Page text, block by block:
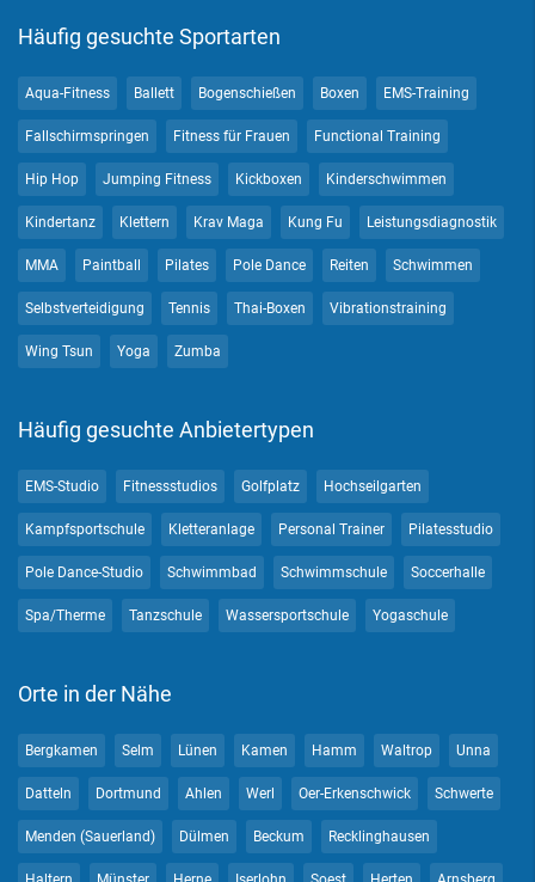
Häufig gesuchte Sportarten
Aqua-Fitness Ballett Bogenschießen Boxen EMS-Training
Fallschirmspringen Fitness für Frauen Functional Training
Hip Hop Jumping Fitness Kickboxen Kinderschwimmen
Kindertanz Klettern Krav Maga Kung Fu Leistungsdiagnostik
MMA Paintball Pilates Pole Dance Reiten Schwimmen
Selbstverteidigung Tennis Thai-Boxen Vibrationstraining
Wing Tsun Yoga Zumba
Häufig gesuchte Anbietertypen
EMS-Studio Fitnessstudios Golfplatz Hochseilgarten
Kampfsportschule Kletteranlage Personal Trainer Pilatesstudio
Pole Dance-Studio Schwimmbad Schwimmschule Soccerhalle
Spa/Therme Tanzschule Wassersportschule Yogaschule
Orte in der Nähe
Bergkamen Selm Lünen Kamen Hamm Waltrop Unna
Datteln Dortmund Ahlen Werl Oer-Erkenschwick Schwerte
Menden (Sauerland) Dülmen Beckum Recklinghausen